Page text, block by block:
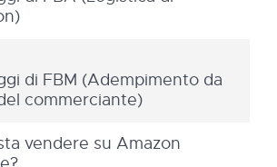
di FBM (Adempimento da
commerciante)
vendere su Amazon